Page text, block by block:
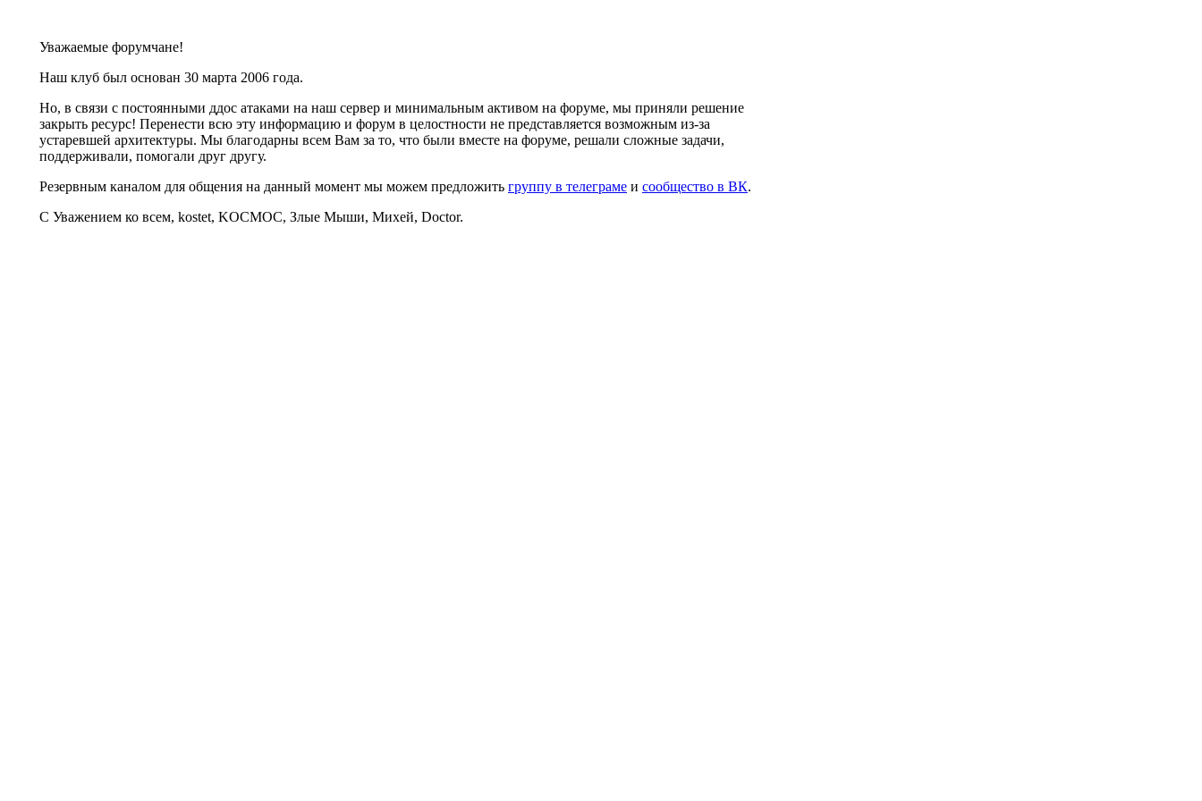
Уважаемые форумчане!
Наш клуб был основан 30 марта 2006 года.
Но, в связи с постоянными ддос атаками на наш сервер и минимальным активом на форуме, мы приняли решение
закрыть ресурс! Перенести всю эту информацию и форум в целостности не представляется возможным из-за
устаревшей архитектуры. Мы благодарны всем Вам за то, что были вместе на форуме, решали сложные задачи,
поддерживали, помогали друг другу.
Резервным каналом для общения на данный момент мы можем предложить группу в телеграме и сообщество в ВК.
С Уважением ко всем, kostet, KOCMOC, Злые Мыши, Михей, Doctor.